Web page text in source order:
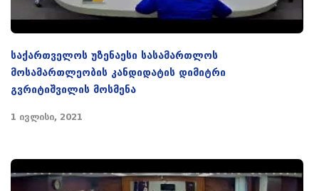
საქართველოს უზენაესი სასამართლოს
მოსამართლეობის კანდიდატის დიმიტრი
გვრიტიშვილის მოსმენა
1 ივლისი, 2021